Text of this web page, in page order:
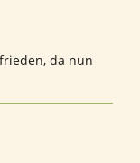
da nun